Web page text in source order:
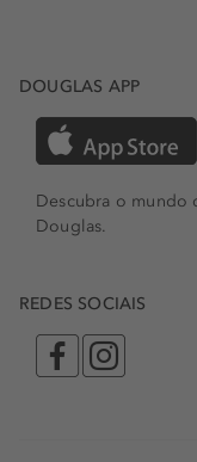
DOUGLAS APP
Descubra o mundo
Douglas.
REDES SOCIAIS